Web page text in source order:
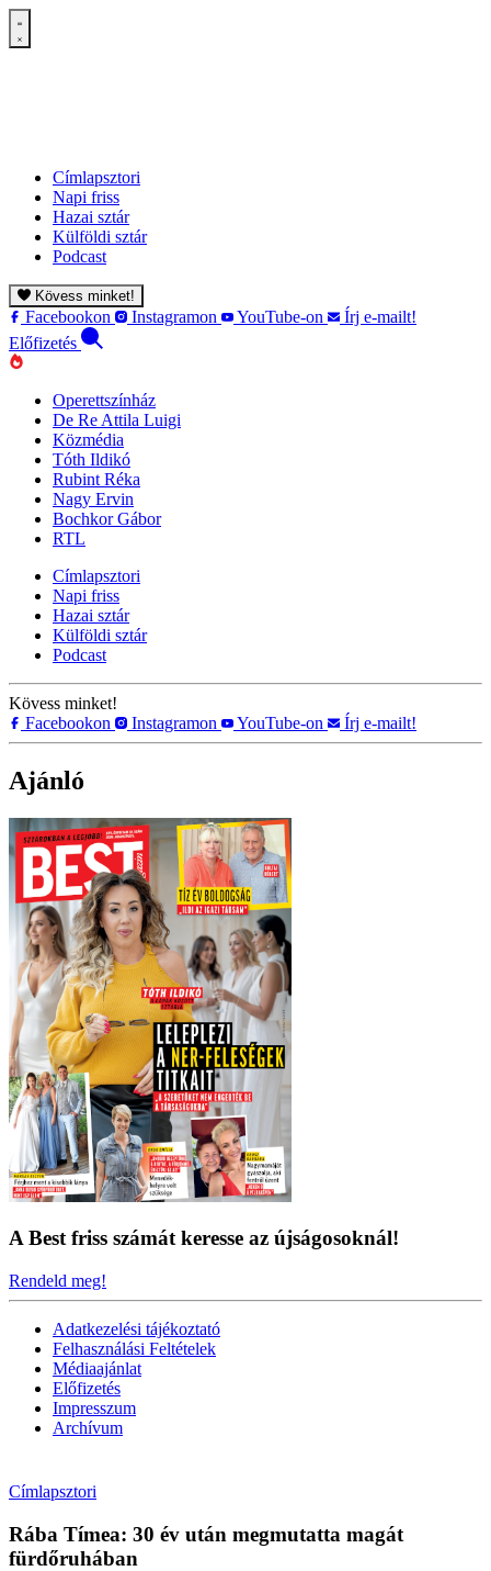
Címlapsztori
Napi friss
Hazai sztár
Külföldi sztár
Podcast
Kövess minket!
Facebookon Instagramon YouTube-on
Írj e-mailt!
Előfizetés
Operettszínház
De Re Attila Luigi
Közmédia
Tóth Ildikó
Rubint Réka
Nagy Ervin
Bochkor Gábor
RTL
Címlapsztori
Napi friss
Hazai sztár
Külföldi sztár
Podcast
Kövess minket!
Facebookon
Instagramon YouTube-on Írj e-mailt!
Ajánló
A Best friss számát keresse az újságosoknál!
Rendeld meg!
Adatkezelési tájékoztató
Felhasználási Feltételek
Médiaajánlat
Előfizetés
Impresszum
Archívum
Címlapsztori
Rába Tímea: 30 év után megmutatta magát
fürdőruhában